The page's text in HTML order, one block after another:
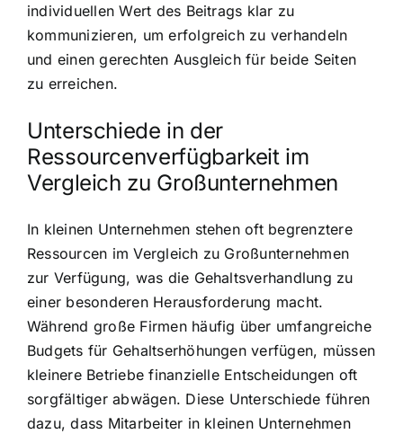
individuellen Wert des Beitrags klar zu
kommunizieren, um erfolgreich zu verhandeln
und einen gerechten Ausgleich für beide Seiten
zu erreichen.
Unterschiede in der
Ressourcenverfügbarkeit im
Vergleich zu Großunternehmen
In kleinen Unternehmen stehen oft begrenztere
Ressourcen im Vergleich zu Großunternehmen
zur Verfügung, was die Gehaltsverhandlung zu
einer besonderen Herausforderung macht.
Während große Firmen häufig über umfangreiche
Budgets für Gehaltserhöhungen verfügen, müssen
kleinere Betriebe finanzielle Entscheidungen oft
sorgfältiger abwägen. Diese Unterschiede führen
dazu, dass Mitarbeiter in kleinen Unternehmen